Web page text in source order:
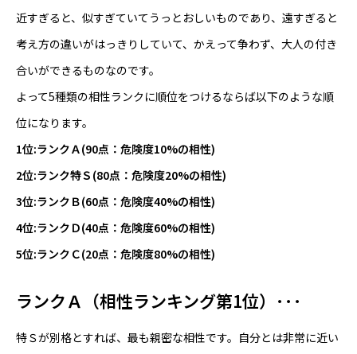
近すぎると、似すぎていてうっとおしいものであり、遠すぎると
考え方の違いがはっきりしていて、かえって争わず、大人の付き
合いができるものなのです。
よって5種類の相性ランクに順位をつけるならば以下のような順
位になります。
1位:ランクＡ(90点：危険度10%の相性)
2位:ランク特Ｓ(80点：危険度20%の相性)
3位:ランクＢ(60点：危険度40%の相性)
4位:ランクＤ(40点：危険度60%の相性)
5位:ランクＣ(20点：危険度80%の相性)
ランクＡ（相性ランキング第1位）･･･
特Ｓが別格とすれば、最も親密な相性です。自分とは非常に近い